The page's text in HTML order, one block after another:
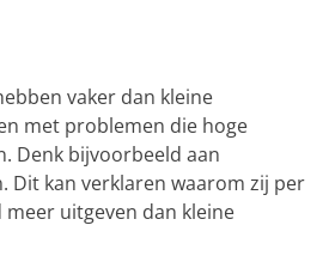
vaker dan kleine
met problemen die hoge
Denk bijvoorbeeld aan
Dit kan verklaren waarom zij per
uitgeven dan kleine